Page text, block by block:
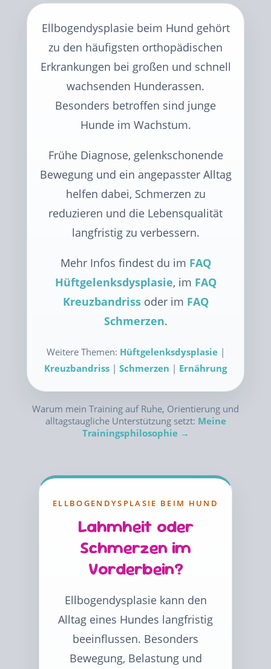
Ellbogendysplasie beim Hund gehört
zu den häufigsten orthopädischen
Erkrankungen bei großen und schnell
wachsenden Hunderassen.
Besonders betroffen sind junge
Hunde im Wachstum.
Frühe Diagnose, gelenkschonende
Bewegung und ein angepasster Alltag
helfen dabei, Schmerzen zu
reduzieren und die Lebensqualität
langfristig zu verbessern.
Mehr Infos findest du im FAQ
Hüftgelenksdysplasie, im FAQ
Kreuzbandrissoder im FAQ
Schmerzen.
Weitere Themen: Hüftgelenksdysplasie|
Kreuzbandriss | Schmerzen | Ernährung
Warum mein Training auf Ruhe, Orientierung und
alltagstaugliche Unterstützung setzt: Meine
Trainingsphilosophie →
ELLBOGENDYSPLASIE BEIM HUND
Lahmheit oder
Schmerzen im
Vorderbein?
Ellbogendysplasie kann den
Alltag eines Hundes langfristig
beeinflussen. Besonders
Bewegung, Belastung und